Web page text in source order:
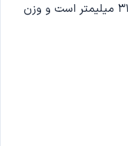
سنگین در این کالا نیز یک امتیاز مثبت است، چرا که بلندگو می‌تواند بدون نگرانی از برخورد در هر زمینی محکم بایستد. اندازه اسپیکر نیز بسیار کوچک و تنها 312x275.8x163.8 میلیمتر است و وزن